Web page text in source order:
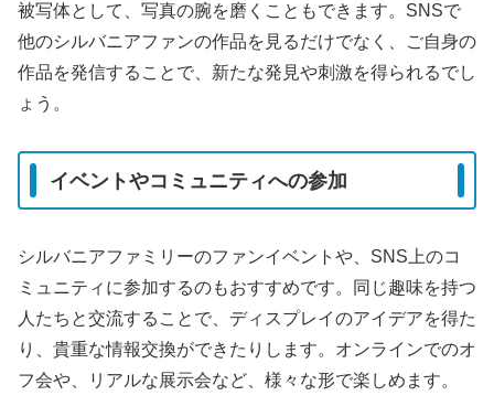
被写体として、写真の腕を磨くこともできます。SNSで
他のシルバニアファンの作品を見るだけでなく、ご自身の
作品を発信することで、新たな発見や刺激を得られるでし
ょう。
イベントやコミュニティへの参加
シルバニアファミリーのファンイベントや、SNS上のコ
ミュニティに参加するのもおすすめです。同じ趣味を持つ
人たちと交流することで、ディスプレイのアイデアを得た
り、貴重な情報交換ができたりします。オンラインでのオ
フ会や、リアルな展示会など、様々な形で楽しめます。